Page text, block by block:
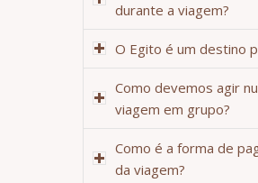
durante a viagem?
O Egito é um destino
Como devemos agir
viagem em grupo?
Como é a forma de
da viagem?